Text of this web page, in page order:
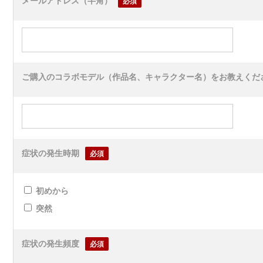
ご購入のコラボモデル（作品名、キャラクター名）をお教えくだ
症状の発生時期 必須
初めから
突然
症状の発生頻度 必須